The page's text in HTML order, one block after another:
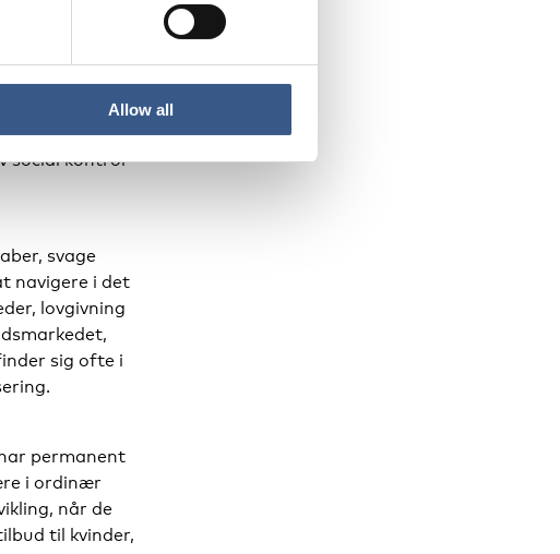
Allow all
i
ikke i de
og
social kontrol
svage
navigere i det
lovgivning
sig ofte i
permanent
i ordinær
når de
til kvinder,